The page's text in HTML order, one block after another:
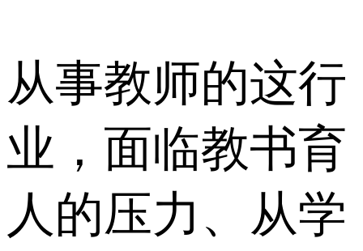
从事教师的这行
业，面临教书育
人的压力、从学